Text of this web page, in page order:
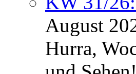
August
Hurra,